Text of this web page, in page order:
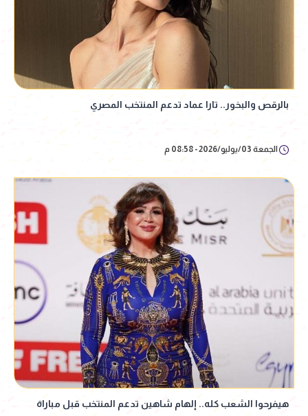
بالرقص والبخور.. تارا عماد تدعم المنتخب المصري
الجمعة 03/يوليو/2026 - 08:58 م
هيفرحوا الشعب كله.. إلهام شاهين تدعم المنتخب قبل مباراة